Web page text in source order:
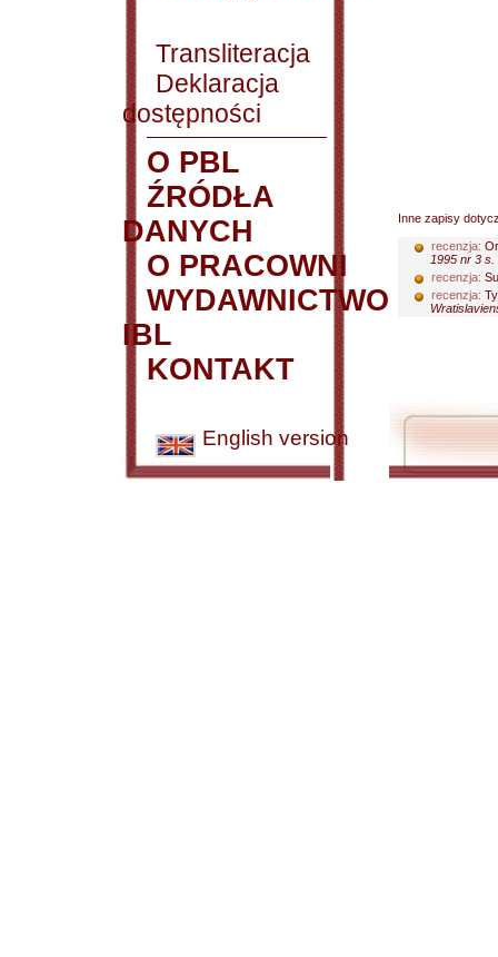
Transliteracja
Deklaracja
dostępności
O PBL
ŹRÓDŁA
DANYCH
O PRACOWNI
WYDAWNICTWO
IBL
KONTAKT
English version
Inne zapisy
recenzja:
1995 nr 3 s.
recenzja:
recenzja: